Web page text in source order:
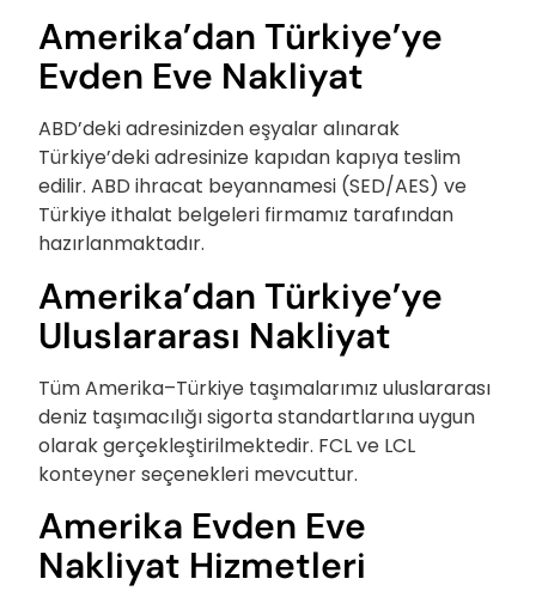
Amerika’dan Türkiye’ye
Evden Eve Nakliyat
ABD’deki adresinizden eşyalar alınarak
Türkiye’deki adresinize kapıdan kapıya teslim
edilir. ABD ihracat beyannamesi (SED/AES) ve
Türkiye ithalat belgeleri firmamız tarafından
hazırlanmaktadır.
Amerika’dan Türkiye’ye
Uluslararası Nakliyat
Tüm Amerika–Türkiye taşımalarımız uluslararası
deniz taşımacılığı sigorta standartlarına uygun
olarak gerçekleştirilmektedir. FCL ve LCL
konteyner seçenekleri mevcuttur.
Amerika Evden Eve
Nakliyat Hizmetleri